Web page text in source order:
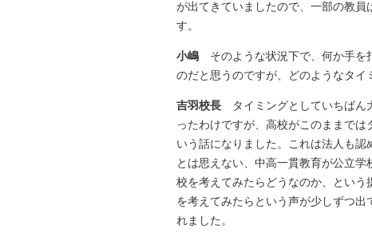
が出てきていましたので、一部の教
す。
小嶋 そのような状況下で、何か手を
のだと思うのですが、どのようなタイ
吉羽校長 タイミングとしていちばん
ったわけですが、高校がこのままで
いう話になりました。これは法人も
とは思えない、中高一貫教育が公立
校を考えてみたらどうなのか、とい
を考えてみたらという声が少しずつ
れました。